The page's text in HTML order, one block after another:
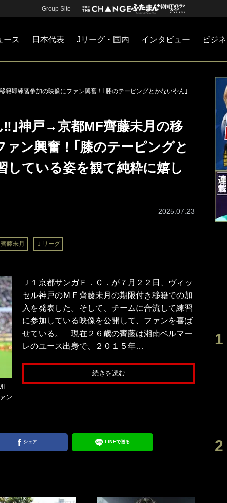
Group Site
ース 日本代表 Jリーグ・国内 インタビュー ビジ
即練習参加の映像にファン興奮！｢膝のテーピングとかないやん｣
｣神戸→京都MF齊藤未月の移
ン興奮！｢膝のテーピングと
している姿を観て純粋に嬉し
齊藤未月 Ｊリーグ
2025.07.23
ン
Ｊ１京都サンガＦ．Ｃ．が７月２２日、ヴィッ
セル神戸のＭＦ齊藤未月の期限付き移籍での加
入を発表した。そして、チームに合流して練習
に参加している映像を公開して、ファンを喜ば
せている。 現在２６歳の齊藤は湘南ベルマー
レのユース出身で、２０１５年…
続きを読む
シェア LINEで送る